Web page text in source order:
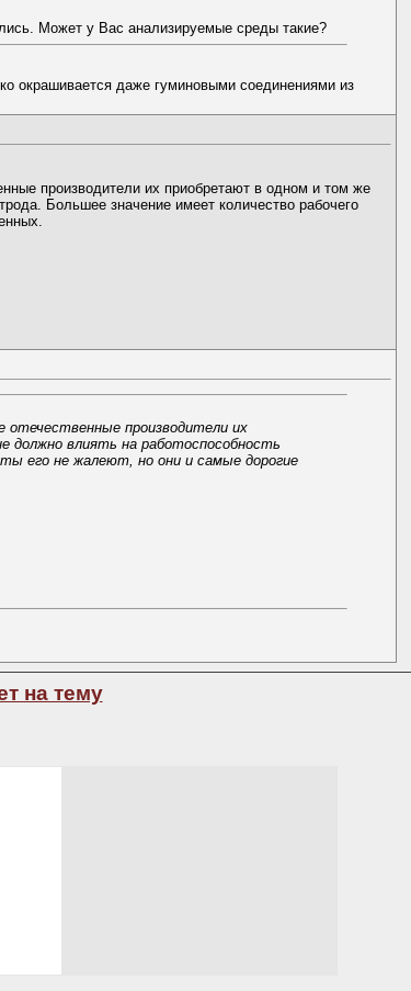
Может у Вас анализируемые среды такие?
окрашивается даже гуминовыми соединениями из
производители их приобретают в одном и том же
Большее значение имеет количество рабочего
производители их
влиять на работоспособность
его не жалеют, но они и самые дорогие
на тему